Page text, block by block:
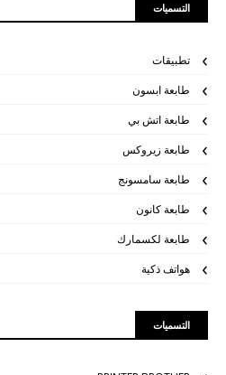
التسميات
تطبيقات
طابعة ابسون
طابعة اتش بي
طابعة زيروكس
طابعة سامسونج
طابعة كانون
طابعة لكسمارك
هواتف ذكية
التسميات